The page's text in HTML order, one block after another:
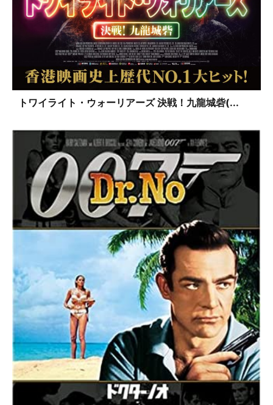
トワイライト・ウォーリアーズ 決戦！九龍城砦(...